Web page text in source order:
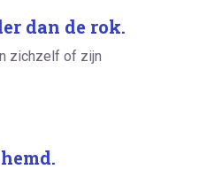
dan de rok.
zichzelf of zijn